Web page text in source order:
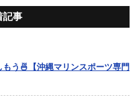
記事
う🍜【沖縄マリンスポーツ専門